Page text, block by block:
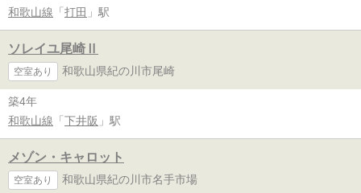
和歌山線 「 打田 」駅
ソレイユ尾崎Ⅱ
空室あり 和歌山県紀の川市尾崎
築4年
和歌山線 「 下井阪 」駅
メゾン・キャロット
空室あり 和歌山県紀の川市名手市場